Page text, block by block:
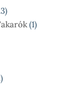
13
Termék11
2